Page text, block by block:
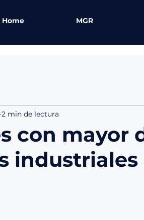
Home MGR
con mayor
industriales
2 min de lectura